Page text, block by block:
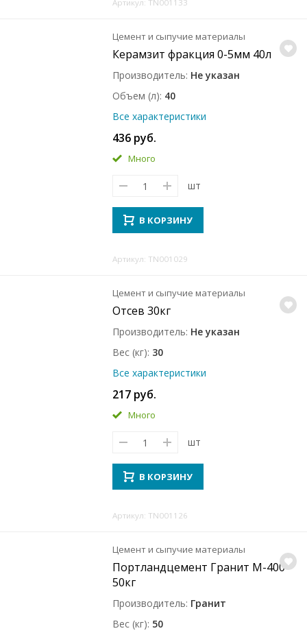
Артикул: TN001133
Цемент и сыпучие материалы
Керамзит фракция 0-5мм 40л
Производитель Не указан
Объем (л) 40
Все характеристики
436 руб.
Много
шт
В КОРЗИНУ
Артикул: TN001029
Цемент и сыпучие материалы
Отсев 30кг
Производитель Не указан
Вес (кг) 30
Все характеристики
217 руб.
Много
шт
В КОРЗИНУ
Артикул: TN001126
Цемент и сыпучие материалы
Портландцемент Гранит М-400
50кг
Производитель Гранит
Вес (кг) 50